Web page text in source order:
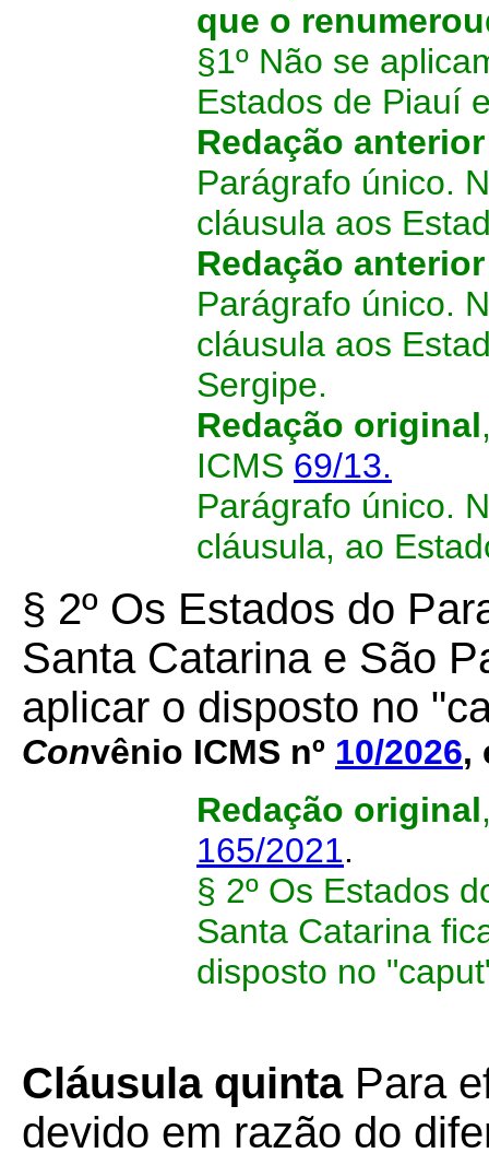
que o
§1º Não se
Estados de Piauí
Redação
Parágrafo único.
cláusula aos
Redação
Parágrafo único.
cláusula aos
Sergipe.
Redação original
ICMS 69/13.
Parágrafo único.
cláusula, ao
§ 2º Os Estados do
Santa Catarina e São
aplicar o disposto no
Convênio ICMS nº 10/2026,
Redação original
165/2021.
§ 2º Os Estados
Santa Catarina
disposto no
Cláusula quintaPara
devido em razão do